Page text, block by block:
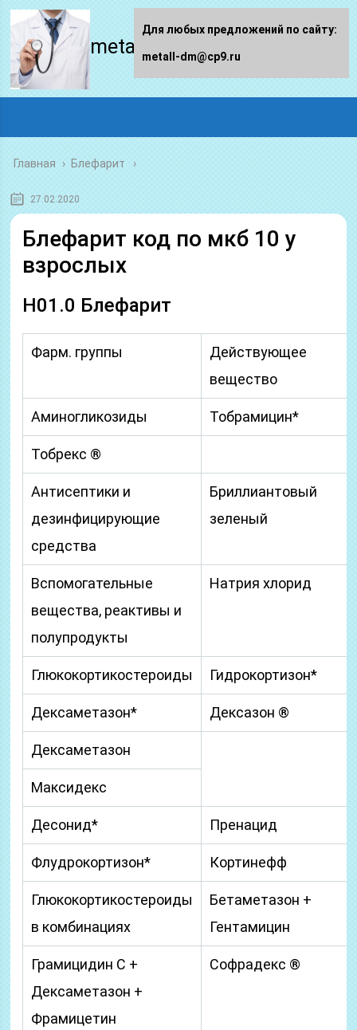
metall-dm.ru
Главная › Блефарит
27.02.2020
Блефарит код по мкб 10 у
взрослых
H01.0 Блефарит
Фарм. группы
Действующее
вещество
Аминогликозиды Тобрамицин*
Тобрекс ®
Антисептики и
дезинфицирующие
средства
Бриллиантовый
зеленый
Вспомогательные
вещества, реактивы и
полупродукты
Натрия хлорид
Глюкокортикостероиды Гидрокортизон*
Дексаметазон* Дексазон ®
Дексаметазон
Максидекс
Десонид* Пренацид
Флудрокортизон* Кортинефф
Глюкокортикостероиды
в комбинациях
Бетаметазон +
Гентамицин
Грамицидин С +
Дексаметазон +
Фрамицетин
Софрадекс ®
Для любых предложений по сайту:
metall-dm@cp9.ru